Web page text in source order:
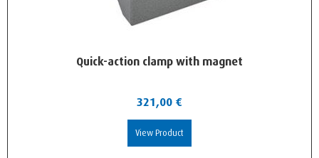
Quick-action clamp with magnet
321,00 €
View Product